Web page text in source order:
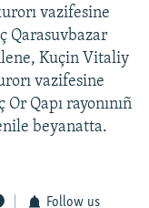
vazifesine
Qarasuvbazar
Kuçin Vitaliy
vazifesine
Qapı rayonınıñ
beyanatta.
Follow us